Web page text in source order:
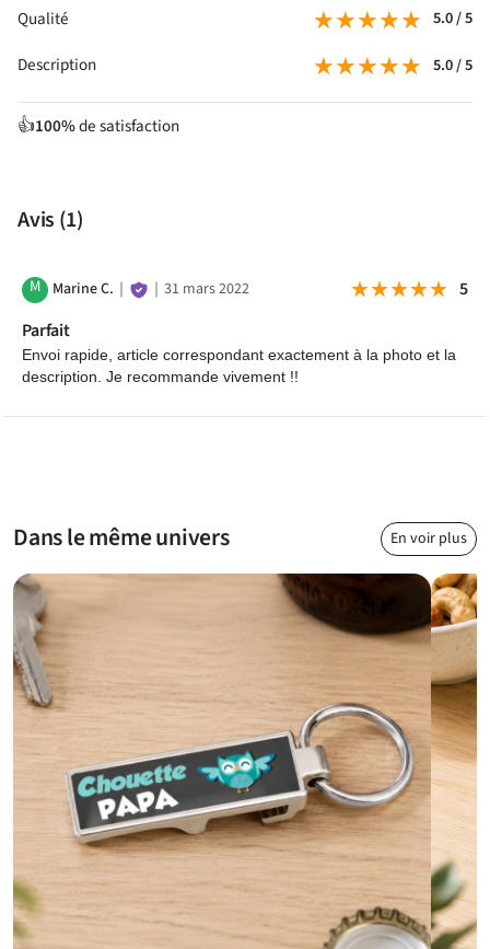
Qualité
★★★★★
★★★★★ 5.0 / 5
Description ★★★★★
★★★★★ 5.0 / 5
👍100%de satisfaction
Avis (1)
M Marine C. ｜ ｜ 31 mars 2022 ★★★★★
★★★★★ 5
Parfait
Envoi rapide, article correspondant exactement à la photo et la
description. Je recommande vivement !!
Dans le même univers En voir plus